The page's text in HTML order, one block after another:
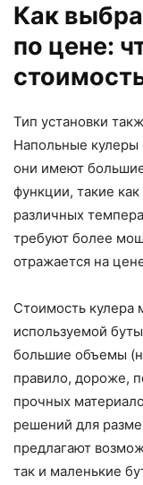
Как
по цене:
Тип установки
Напольные кулеры
они имеют
функции, такие
различных
требуют более
отражается на
Стоимость кулера
используемой
большие объемы
правило, дороже,
прочных
решений для
предлагают
так и маленькие